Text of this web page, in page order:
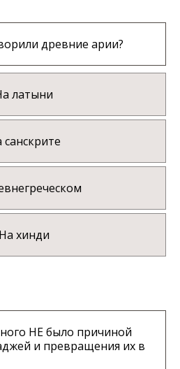
древние арии?
латыни
санскрите
На хинди
НЕ было причиной
и превращения их в